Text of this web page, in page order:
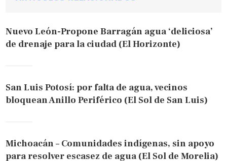
Nuevo León-Propone Barragán agua ‘deliciosa’
de drenaje para la ciudad (El Horizonte)
San Luis Potosí: por falta de agua, vecinos
bloquean Anillo Periférico (El Sol de San Luis)
Michoacán – Comunidades indígenas, sin apoyo
para resolver escasez de agua (El Sol de Morelia)